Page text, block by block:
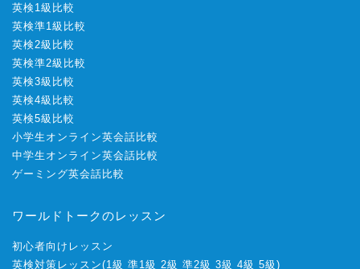
英検1級比較
英検準1級比較
英検2級比較
英検準2級比較
英検3級比較
英検4級比較
英検5級比較
小学生オンライン英会話比較
中学生オンライン英会話比較
ゲーミング英会話比較
ワールドトークのレッスン
初心者向けレッスン
英検対策レッスン(1級 準1級 2級 準2級 3級 4級 5級 )